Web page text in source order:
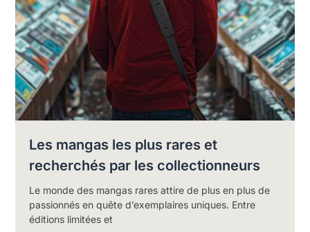
Les mangas les plus rares et
recherchés par les collectionneurs
Le monde des mangas rares attire de plus en plus de
passionnés en quête d’exemplaires uniques. Entre
éditions limitées et